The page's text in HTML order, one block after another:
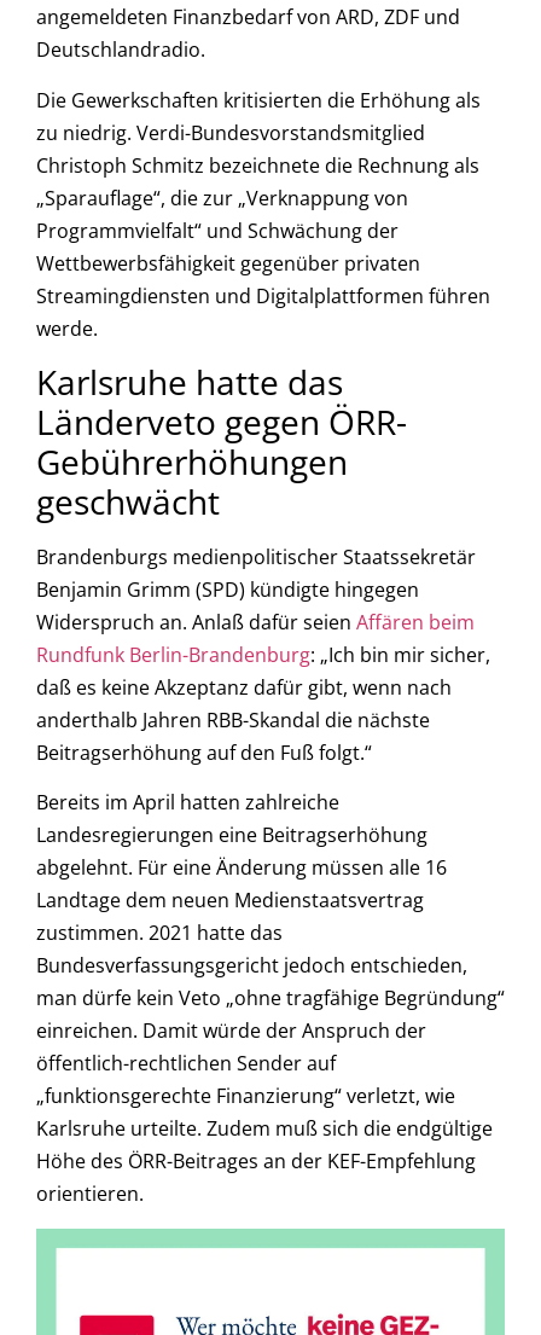
angemeldeten Finanzbedarf von ARD, ZDF und
Deutschlandradio.
Die Gewerkschaften kritisierten die Erhöhung als
zu niedrig. Verdi-Bundesvorstandsmitglied
Christoph Schmitz bezeichnete die Rechnung als
„Sparauflage“, die zur „Verknappung von
Programmvielfalt“ und Schwächung der
Wettbewerbsfähigkeit gegenüber privaten
Streamingdiensten und Digitalplattformen führen
werde.
Karlsruhe hatte das
Länderveto gegen ÖRR-
Gebührerhöhungen
geschwächt
Brandenburgs medienpolitischer Staatssekretär
Benjamin Grimm (SPD) kündigte hingegen
Widerspruch an. Anlaß dafür seien Affären beim
Rundfunk Berlin-Brandenburg: „Ich bin mir sicher,
daß es keine Akzeptanz dafür gibt, wenn nach
anderthalb Jahren RBB-Skandal die nächste
Beitragserhöhung auf den Fuß folgt.“
Bereits im April hatten zahlreiche
Landesregierungen eine Beitragserhöhung
abgelehnt. Für eine Änderung müssen alle 16
Landtage dem neuen Medienstaatsvertrag
zustimmen. 2021 hatte das
Bundesverfassungsgericht jedoch entschieden,
man dürfe kein Veto „ohne tragfähige Begründung“
einreichen. Damit würde der Anspruch der
öffentlich-rechtlichen Sender auf
„funktionsgerechte Finanzierung“ verletzt, wie
Karlsruhe urteilte. Zudem muß sich die endgültige
Höhe des ÖRR-Beitrages an der KEF-Empfehlung
orientieren.